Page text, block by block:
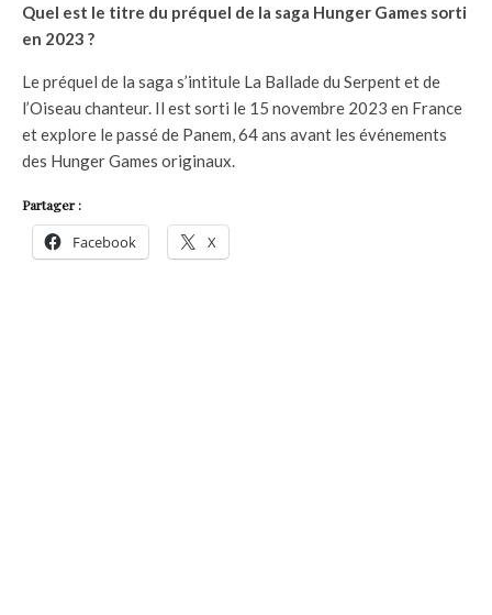
Quel est le titre du préquel de la saga Hunger Games sorti
en 2023 ?
Le préquel de la saga s’intitule La Ballade du Serpent et de
l’Oiseau chanteur. Il est sorti le 15 novembre 2023 en France
et explore le passé de Panem, 64 ans avant les événements
des Hunger Games originaux.
Partager :
Facebook X